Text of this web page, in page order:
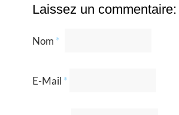
Laissez un commentaire:
Nom *
E-Mail *